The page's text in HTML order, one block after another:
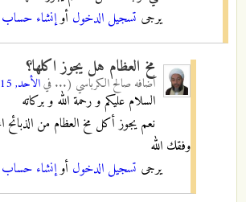
يرجى تسجيل الدخول أوإنشاء
مخ العظام هل يجوز اكلها؟
أضافه صالح الكرباسي (... فيالأحد, 19/07/2015 - 13:05
السلام عليكم و رحمة الله و بركاته
نعم يجوز أكل مخ العظام من الذبائح
وفقك الله
يرجى تسجيل الدخول أوإنشاء